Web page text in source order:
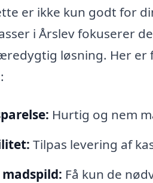
er ikke kun godt for
i Årslev fokuserer
løsning. Her
Hurtig og nem
Tilpas levering af
Få kun de